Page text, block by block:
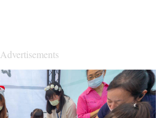
Advertisements